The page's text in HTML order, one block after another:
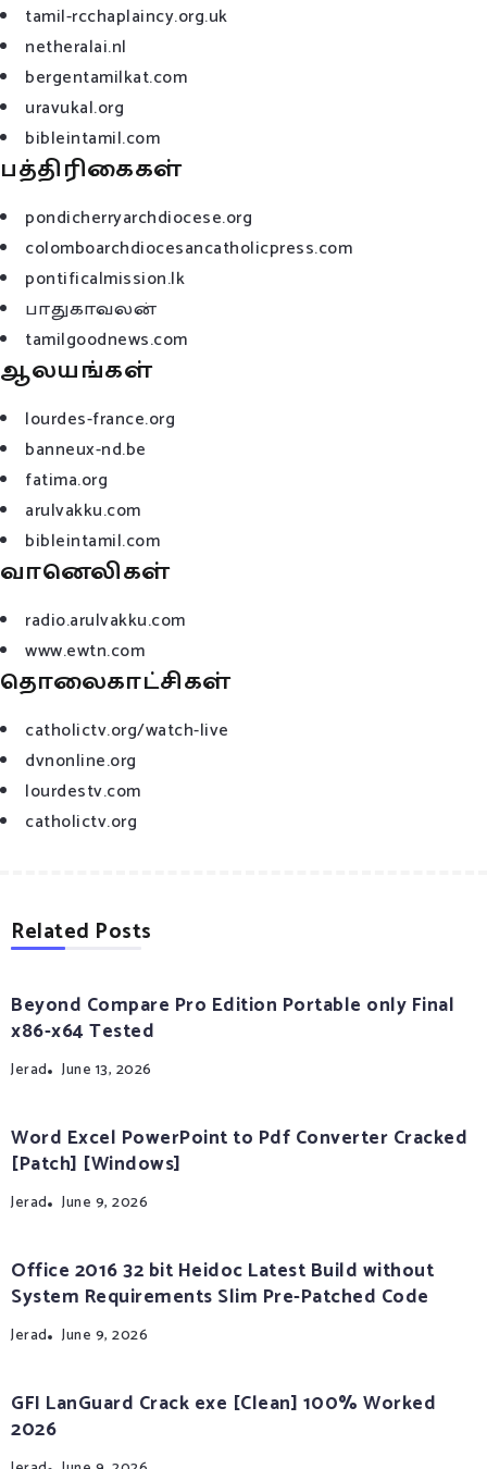
tamil-rcchaplaincy.org.uk
netheralai.nl
bergentamilkat.com
uravukal.org
bibleintamil.com
பத்திரிகைகள்
pondicherryarchdiocese.org
colomboarchdiocesancatholicpress.com
pontificalmission.lk
பாதுகாவலன்
tamilgoodnews.com
ஆலயங்கள்
lourdes-france.org
banneux-nd.be
fatima.org
arulvakku.com
bibleintamil.com
வானெலிகள்
radio.arulvakku.com
www.ewtn.com
தொலைகாட்சிகள்
catholictv.org/watch-live
dvnonline.org
lourdestv.com
catholictv.org
Related Posts
Beyond Compare Pro Edition Portable only Final
x86-x64 Tested
Jerad June 13, 2026
Word Excel PowerPoint to Pdf Converter Cracked
[Patch] [Windows]
Jerad June 9, 2026
Office 2016 32 bit Heidoc Latest Build without
System Requirements Slim Pre-Patched Code
Jerad June 9, 2026
GFI LanGuard Crack exe [Clean] 100% Worked
2026